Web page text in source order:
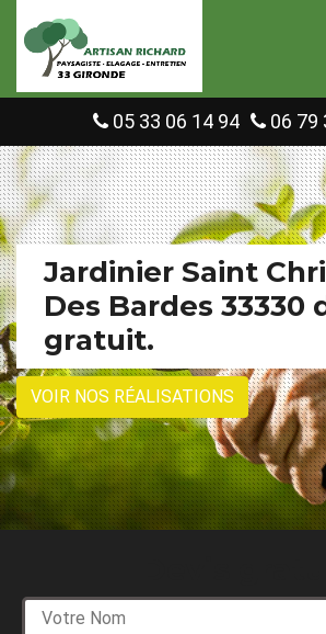
05 33 06 14 94 06 79
Jardinier Saint
Des Bardes 33330
gratuit.
VOIR NOS RÉALISATIONS